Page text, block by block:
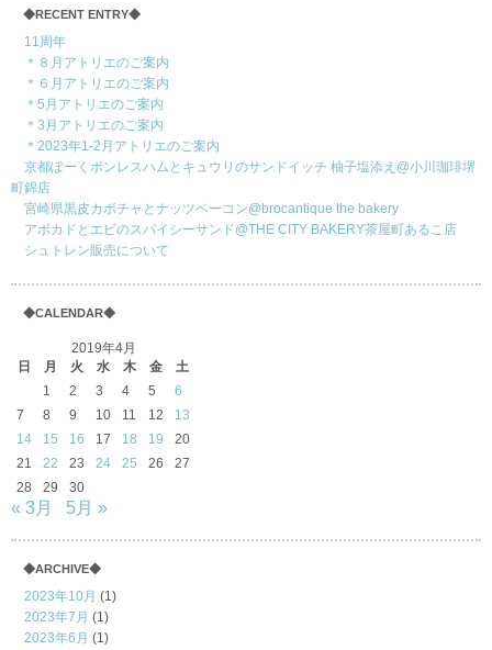
◆RECENT ENTRY◆
11周年
＊８月アトリエのご案内
＊６月アトリエのご案内
＊5月アトリエのご案内
＊3月アトリエのご案内
＊2023年1-2月アトリエのご案内
京都ぽーくボンレスハムとキュウリのサンドイッチ 柚子塩添え@小川珈琲堺
町錦店
宮崎県黒皮カボチャとナッツベーコン@brocantique the bakery
アボカドとエビのスパイシーサンド@THE CITY BAKERY茶屋町あるこ店
シュトレン販売について
◆CALENDAR◆
2019年4月
日
月 火 水 木 金
土
1
2 3 4 5
6
7
8 9 10 11 12
13
14
15 16 17 18 19
20
21
22 23 24 25 26
27
28
29 30
« 3月 5月 »
◆ARCHIVE◆
2023年10月 (1)
2023年7月 (1)
2023年6月 (1)